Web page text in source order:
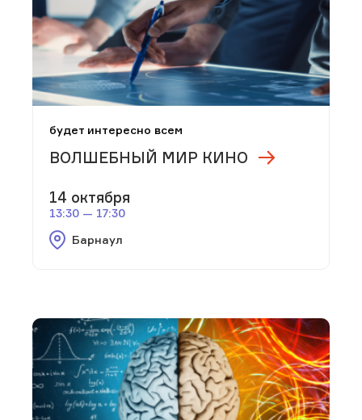
будет интересно всем
ВОЛШЕБНЫЙ МИР КИНО
14 октября
13:30 — 17:30
Барнаул